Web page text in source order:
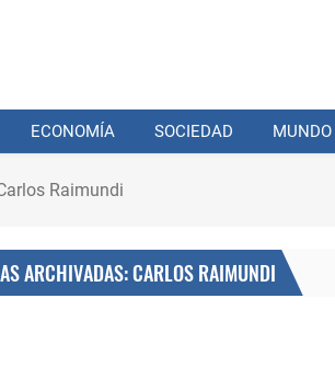
ECONOMÍA SOCIEDAD MUNDO
Raimundi
ARCHIVADAS: CARLOS RAIMUNDI